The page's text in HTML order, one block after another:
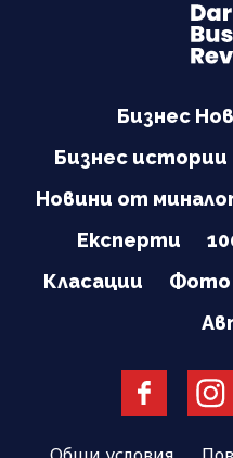
Бизнес
Бизнес истории
Новини от
Експерти
Класации
Фото